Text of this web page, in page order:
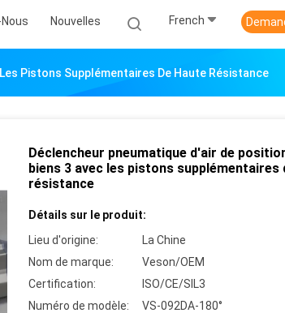
Nouvelles French
Pistons Supplémentaires De Haute Résistance
Déclencheur pneumatique d'air de
biens 3 avec les pistons supplémentaires
résistance
Détails sur le produit:
Lieu d'origine:
La Chine
Nom de marque:
Veson/OEM
Certification:
ISO/CE/SIL3
Numéro de modèle:
VS-092DA-180°